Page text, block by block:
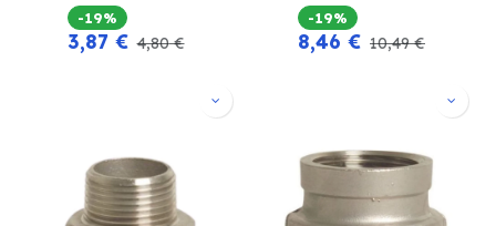
-19%
3,87€ 4,80€
-19%
8,46 € 10,49€